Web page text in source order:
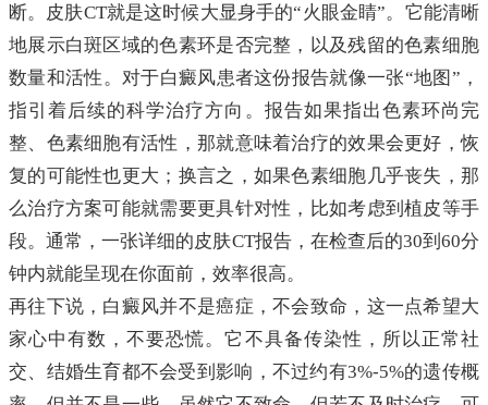
断。皮肤CT就是这时候大显身手的“火眼金睛”。它能清晰
地展示白斑区域的色素环是否完整，以及残留的色素细胞
数量和活性。对于白癜风患者这份报告就像一张“地图”，
指引着后续的科学治疗方向。报告如果指出色素环尚完
整、色素细胞有活性，那就意味着治疗的效果会更好，恢
复的可能性也更大；换言之，如果色素细胞几乎丧失，那
么治疗方案可能就需要更具针对性，比如考虑到植皮等手
段。通常，一张详细的皮肤CT报告，在检查后的30到60分
钟内就能呈现在你面前，效率很高。
再往下说，白癜风并不是癌症，不会致命，这一点希望大
家心中有数，不要恐慌。它不具备传染性，所以正常社
交、结婚生育都不会受到影响，不过约有3%-5%的遗传概